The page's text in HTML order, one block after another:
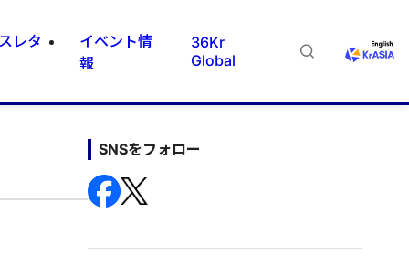
レタ
イベント情
報
36Kr
Global
SNSをフォロー